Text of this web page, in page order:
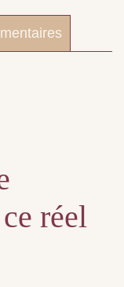
réel